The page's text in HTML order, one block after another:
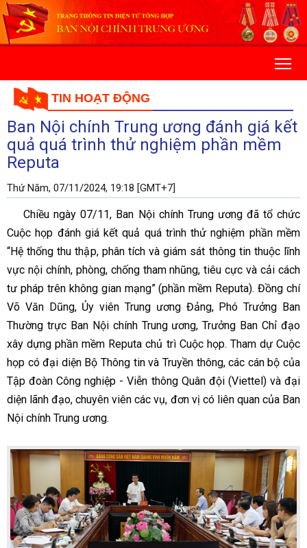
TIN HOẠT ĐỘNG
Ban Nội chính Trung ương đánh giá kết
quả quá trình thử nghiệm phần mềm
Reputa
Thứ Năm, 07/11/2024, 19:18 [GMT+7]
Chiều ngày 07/11, Ban Nội chính Trung ương đã tổ chức
Cuộc họp đánh giá kết quả quá trình thử nghiệm phần mềm
“Hệ thống thu thập, phân tích và giám sát thông tin thuộc lĩnh
vực nội chính, phòng, chống tham nhũng, tiêu cực và cải cách
tư pháp trên không gian mạng” (phần mềm Reputa). Đồng chí
Võ Văn Dũng, Ủy viên Trung ương Đảng, Phó Trưởng Ban
Thường trực Ban Nội chính Trung ương, Trưởng Ban Chỉ đạo
xây dựng phần mềm Reputa chủ trì Cuộc họp. Tham dự Cuộc
họp có đại diện Bộ Thông tin và Truyền thông, các cán bộ của
Tập đoàn Công nghiệp - Viễn thông Quân đội (Viettel) và đại
diện lãnh đạo, chuyên viên các vụ, đơn vị có liên quan của Ban
Nội chính Trung ương.